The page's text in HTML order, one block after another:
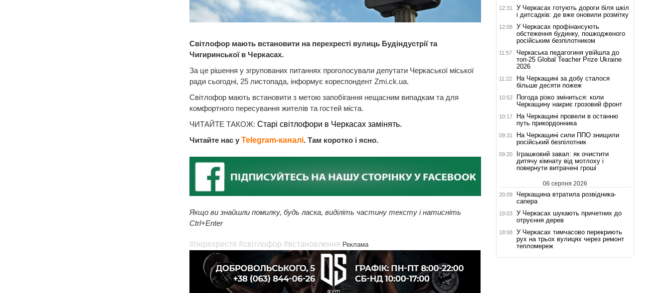
Світлофор мають встановити на перехресті вулиць Будіндустрії та
Чигиринської в Черкасах.
За це рішення у згрупованих питаннях проголосували депутати Черкаської міської
ради сьогодні, 25 листопада, інформує кореспондент Zmi.ck.ua.
Світлофор мають встановити з метою запобігання нещасним випадкам та для
комфортного пересування жителів та гостей міста.
ЧИТАЙТЕ ТАКОЖ: Старі світлофори в Черкасах замінять.
Читайте нас у Telegram-каналі. Там коротко і ясно.
Якщо ви знайшли помилку, будь ласка, виділіть частину тексту і натисніть
Ctrl+Enter
#перехрестя #світлофор #встановлення Реклама
12:31
У Черкасах готують дороги біля шкіл
і дитсадків: де вже оновили розмітку
12:08
У Черкасах профінансують
обстеження будинку, пошкодженого
російським безпілотником
11:57
Черкаська педагогиня увійшла до
топ-25 Global Teacher Prize Ukraine
2026
11:22
На Черкащині за добу сталося
більше десяти пожеж
10:52
Погода різко зміниться: коли
Черкащину накриє грозовий фронт
10:17
На Черкащині провели в останню
путь прикордонника
09:31
На Черкащині сили ППО знищили
російський безпілотник
09:20
Іграшковий завал: як очистити
дитячу кімнату від мотлоху і
повернути витрачені гроші
06 серпня 2026
20:09
Черкащина втратила розвідника-
сапера
19:03
У Черкасах шукають причетних до
отруєння дерев
18:08
У Черкасах тимчасово перекриють
рух на трьох вулицях через ремонт
тепломереж